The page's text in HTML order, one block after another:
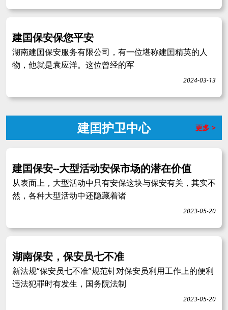
建囯保安保您平安
湖南建囯保安服务有限公司，有一位堪称建囯精英的人
物，他就是袁应洋。这位曾经的军
2024-03-13
建囯护卫中心 更多 >
建囯保安--大型活动安保市场的潜在价值
从表面上，大型活动中只有安保这块与保安有关，其实不
然，各种大型活动中还隐藏着诸
2023-05-20
湖南保安，保安员七不准
新法规“保安员七不准”规范针对保安员利用工作上的便利
违法犯罪时有发生，国务院法制
2023-05-20